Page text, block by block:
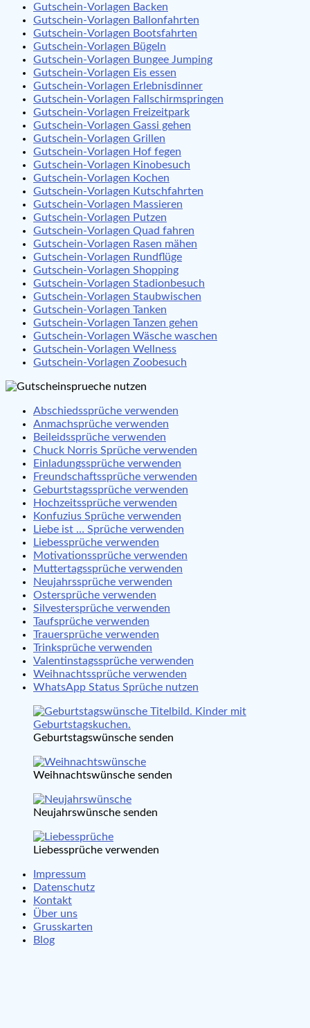
Gutschein-Vorlagen Backen
Gutschein-Vorlagen Ballonfahrten
Gutschein-Vorlagen Bootsfahrten
Gutschein-Vorlagen Bügeln
Gutschein-Vorlagen Bungee Jumping
Gutschein-Vorlagen Eis essen
Gutschein-Vorlagen Erlebnisdinner
Gutschein-Vorlagen Fallschirmspringen
Gutschein-Vorlagen Freizeitpark
Gutschein-Vorlagen Gassi gehen
Gutschein-Vorlagen Grillen
Gutschein-Vorlagen Hof fegen
Gutschein-Vorlagen Kinobesuch
Gutschein-Vorlagen Kochen
Gutschein-Vorlagen Kutschfahrten
Gutschein-Vorlagen Massieren
Gutschein-Vorlagen Putzen
Gutschein-Vorlagen Quad fahren
Gutschein-Vorlagen Rasen mähen
Gutschein-Vorlagen Rundflüge
Gutschein-Vorlagen Shopping
Gutschein-Vorlagen Stadionbesuch
Gutschein-Vorlagen Staubwischen
Gutschein-Vorlagen Tanken
Gutschein-Vorlagen Tanzen gehen
Gutschein-Vorlagen Wäsche waschen
Gutschein-Vorlagen Wellness
Gutschein-Vorlagen Zoobesuch
Abschiedssprüche verwenden
Anmachsprüche verwenden
Beileidssprüche verwenden
Chuck Norris Sprüche verwenden
Einladungssprüche verwenden
Freundschaftssprüche verwenden
Geburtstagssprüche verwenden
Hochzeitssprüche verwenden
Konfuzius Sprüche verwenden
Liebe ist … Sprüche verwenden
Liebessprüche verwenden
Motivationssprüche verwenden
Muttertagssprüche verwenden
Neujahrssprüche verwenden
Ostersprüche verwenden
Silvestersprüche verwenden
Taufsprüche verwenden
Trauersprüche verwenden
Trinksprüche verwenden
Valentinstagssprüche verwenden
Weihnachtssprüche verwenden
WhatsApp Status Sprüche nutzen
Geburtstagswünsche senden
Weihnachtswünsche senden
Neujahrswünsche senden
Liebessprüche verwenden
Impressum
Datenschutz
Kontakt
Über uns
Grusskarten
Blog